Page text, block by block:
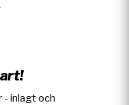
- inlagt och